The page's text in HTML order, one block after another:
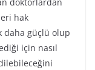
hak
daha güçlü olup
için nasıl